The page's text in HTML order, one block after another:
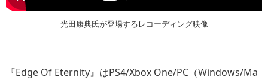
光田康典氏が登場するレコーディング映像
『Edge Of Eternity』はPS4/Xbox One/PC（Windows/Ma